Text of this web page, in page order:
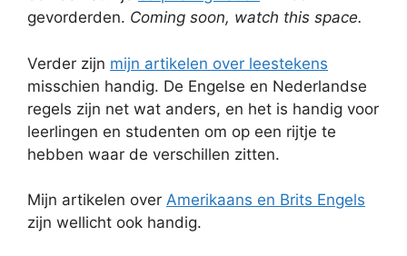
gevorderden. Coming soon, watch this space.
Verder zijn mijn artikelen over leestekens
misschien handig. De Engelse en Nederlandse
regels zijn net wat anders, en het is handig voor
leerlingen en studenten om op een rijtje te
hebben waar de verschillen zitten.
Mijn artikelen over Amerikaans en Brits Engels
zijn wellicht ook handig.